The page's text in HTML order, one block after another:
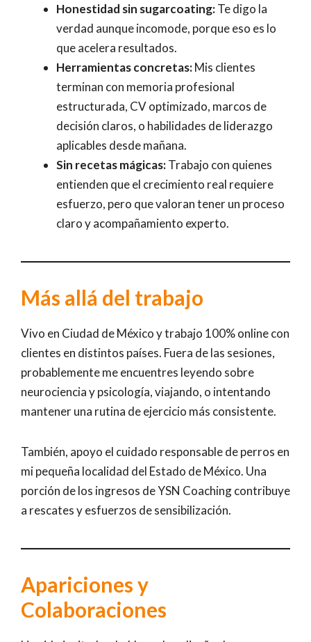
Honestidad sin sugarcoating:Te digo la
verdad aunque incomode, porque eso es lo
que acelera resultados.
Herramientas concretas:Mis clientes
terminan con memoria profesional
estructurada, CV optimizado, marcos de
decisión claros, o habilidades de liderazgo
aplicables desde mañana.
Sin recetas mágicas:Trabajo con quienes
entienden que el crecimiento real requiere
esfuerzo, pero que valoran tener un proceso
claro y acompañamiento experto.
Más allá del trabajo
Vivo en Ciudad de México y trabajo 100% online con
clientes en distintos países. Fuera de las sesiones,
probablemente me encuentres leyendo sobre
neurociencia y psicología, viajando, o intentando
mantener una rutina de ejercicio más consistente.
También, apoyo el cuidado responsable de perros en
mi pequeña localidad del Estado de México. Una
porción de los ingresos de YSN Coaching contribuye
a rescates y esfuerzos de sensibilización.
Apariciones y
Colaboraciones